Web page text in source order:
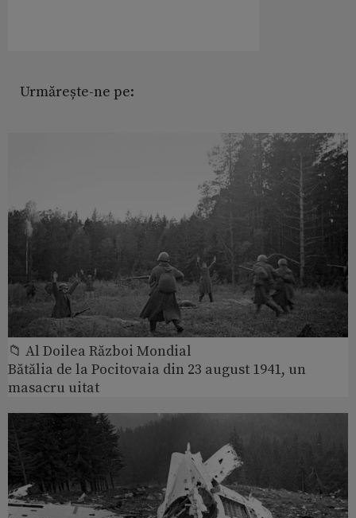
Urmărește-ne pe:
📁 Al Doilea Război Mondial
Bătălia de la Pocitovaia din 23 august 1941, un
masacru uitat